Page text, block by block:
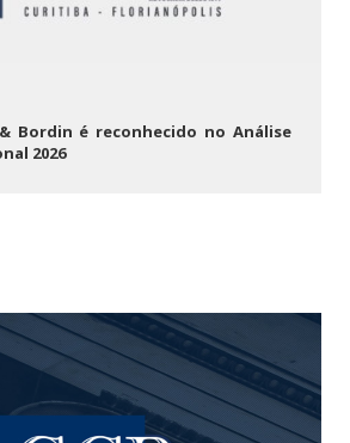
de Atuação
de Ação
Bordin é reconhecido no Análise
2026